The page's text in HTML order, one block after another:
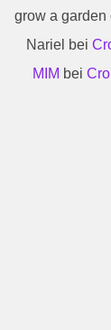
grow a garden
Nariel bei
MIM bei